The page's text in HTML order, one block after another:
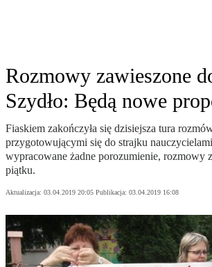
Rozmowy zawieszone
Szydło: Będą nowe
Fiaskiem zakończyła się dzisiejsza tura
przygotowującymi się do strajku
wypracowane żadne porozumienie, rozmowy
piątku.
Aktualizacja: 03.04.2019 20:05 Publikacja: 03.04.2019 16:08